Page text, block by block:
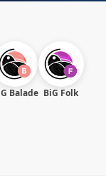
Balade BiG Folk